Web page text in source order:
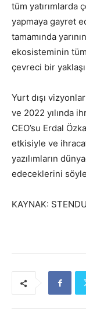
tüm yatırımlarda
yapmaya gayret
tamamında
ekosisteminin
çevreci bir
Yurt dışı
ve 2022 yılında
CEO’su Erdal
etkisiyle ve
yazılımların
edeceklerini
KAYNAK: